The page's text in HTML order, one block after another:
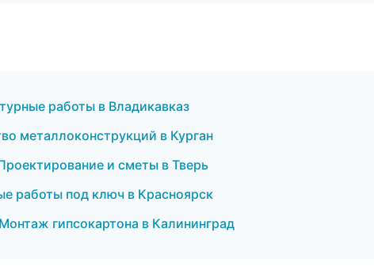
работы в Владикавказ
металлоконструкций в Курган
и сметы в Тверь
работы под ключ в Красноярск
гипсокартона в Калининград